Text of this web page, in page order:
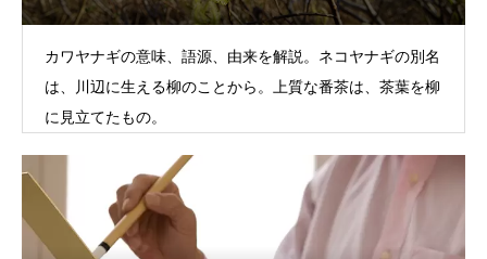
カワヤナギの意味、語源、由来を解説。ネコヤナギの別名
は、川辺に生える柳のことから。上質な番茶は、茶葉を柳
に見立てたもの。